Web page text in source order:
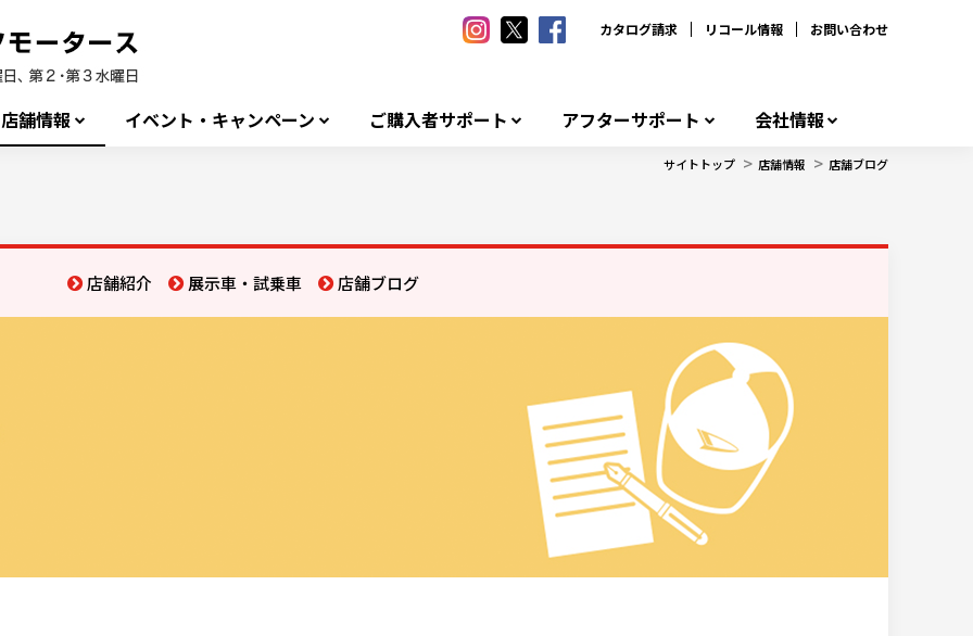
カタログ請求 リコール情報 お問い合わせ
店舗情報 イベント・キャンペーン ご購入者サポート アフターサポート 会社情報
サイトトップ > 店舗情報 > 店舗ブログ
店舗紹介 展示車・試乗車 店舗ブログ